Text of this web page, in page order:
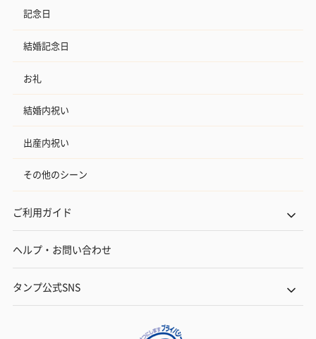
記念日
結婚記念日
お礼
結婚内祝い
出産内祝い
その他のシーン
ご利用ガイド
ヘルプ・お問い合わせ
タンプ公式SNS